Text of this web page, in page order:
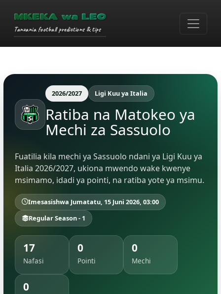
MKEKA wa LEO
Tanzania football predictions & tips
2026/2027 Ligi Kuu ya Italia
Ratiba na Matokeo ya
Mechi za Sassuolo
Fuatilia kila mechi ya Sassuolo ndani ya Ligi Kuu ya
Italia 2026/2027, ukiona mwendo wake kwenye
msimamo, idadi ya pointi, na ratiba yote ya msimu.
Imesasishwa Jumatatu, 15 Juni 2026, 03:00
Regular Season - 1
17
Nafasi
0
Pointi
0
Mechi
0